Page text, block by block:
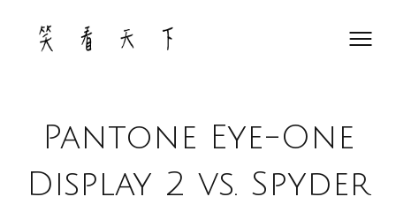
content
Pantone Eye-One
Display 2 vs. Spyder